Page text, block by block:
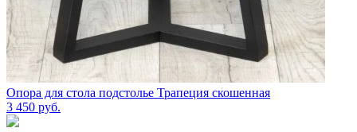
Опора для стола подстолье Трапеция скошенная
3 450 руб.